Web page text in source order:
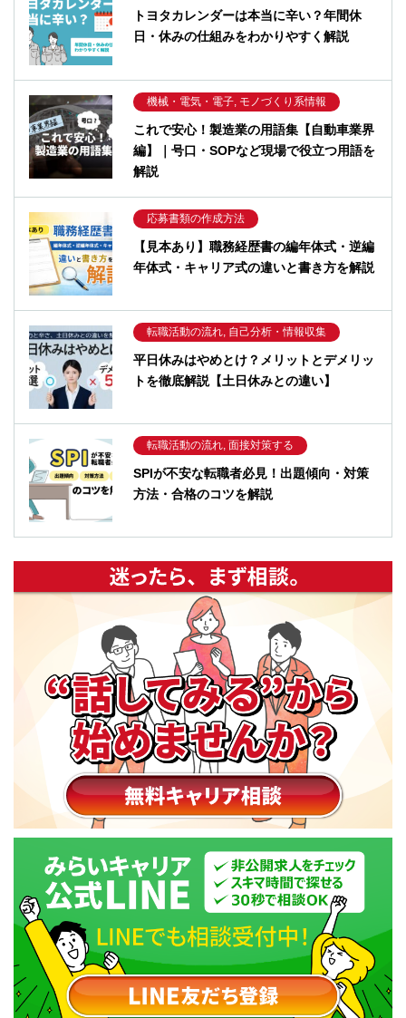
トヨタカレンダーは本当に辛い？年間休
日・休みの仕組みをわかりやすく解説
機械・電気・電子, モノづくり系情報
これで安心！製造業の用語集【自動車業界
編】｜号口・SOPなど現場で役立つ用語を
解説
応募書類の作成方法
【見本あり】職務経歴書の編年体式・逆編
年体式・キャリア式の違いと書き方を解説
転職活動の流れ, 自己分析・情報収集
平日休みはやめとけ？メリットとデメリッ
トを徹底解説【土日休みとの違い】
転職活動の流れ, 面接対策する
SPIが不安な転職者必見！出題傾向・対策
方法・合格のコツを解説